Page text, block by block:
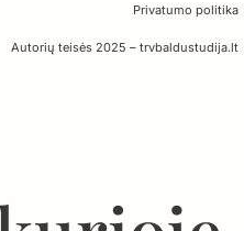
Privatumo politika
Autorių teisės 2025 – trvbaldustudija.lt